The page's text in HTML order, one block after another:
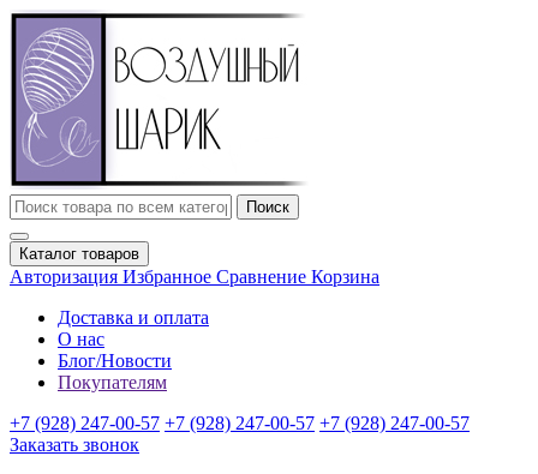
Поиск
Каталог товаров
Авторизация Избранное Сравнение Корзина
Доставка и оплата
О нас
Блог/Новости
Покупателям
+7 (928) 247-00-57 +7 (928) 247-00-57 +7 (928) 247-00-57
Заказать звонок